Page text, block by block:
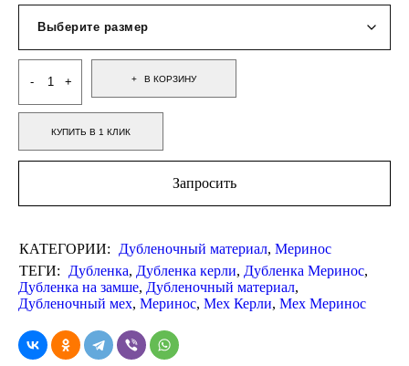
В КОРЗИНУ
КУПИТЬ В 1 КЛИК
Запросить
КАТЕГОРИИ: Дубленочный материал, Меринос
ТЕГИ:
Дубленка, Дубленка керли, Дубленка Меринос,
Дубленка на замше, Дубленочный материал,
Дубленочный мех, Меринос, Мех Керли, Мех Меринос